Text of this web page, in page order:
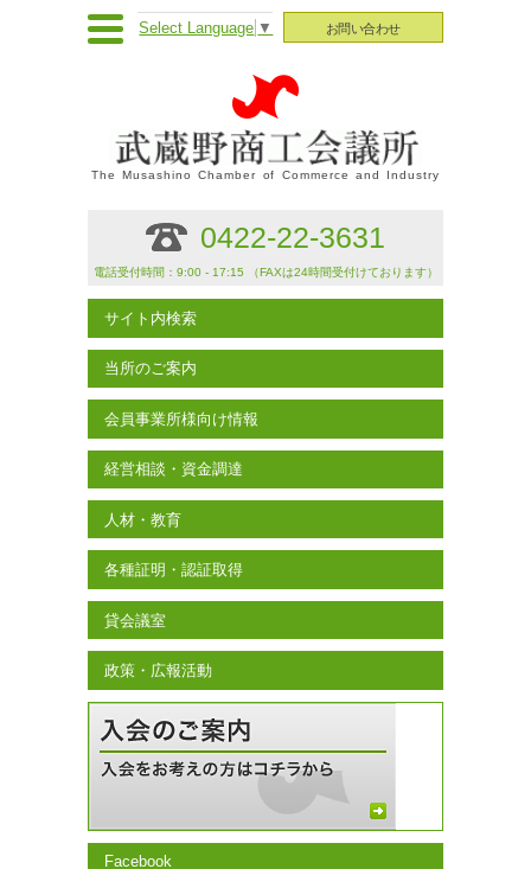
お問い合わせ
Select Language ▼
The Musashino Chamber of Commerce and Industry
0422-22-3631
電話受付時間：9:00 - 17:15 （FAXは24時間受付けております）
サイト内検索
当所のご案内
会員事業所様向け情報
経営相談・資金調達
人材・教育
各種証明・認証取得
貸会議室
政策・広報活動
Facebook